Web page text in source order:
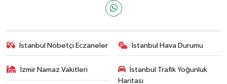
İstanbul Nöbetçi Eczaneler İstanbul Hava Durumu
İzmir Namaz Vakitleri
İstanbul Trafik Yoğunluk
Haritası